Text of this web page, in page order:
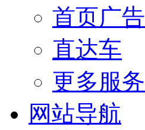
首页广告
直达车
更多服务
网站导航